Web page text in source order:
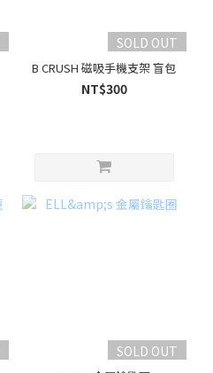
SOLD OUT
B CRUSH 磁吸手機支架 盲包
NT$300
SOLD OUT